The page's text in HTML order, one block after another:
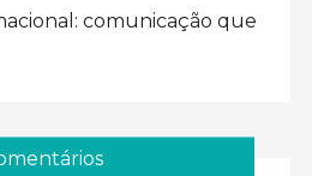
comunicação que